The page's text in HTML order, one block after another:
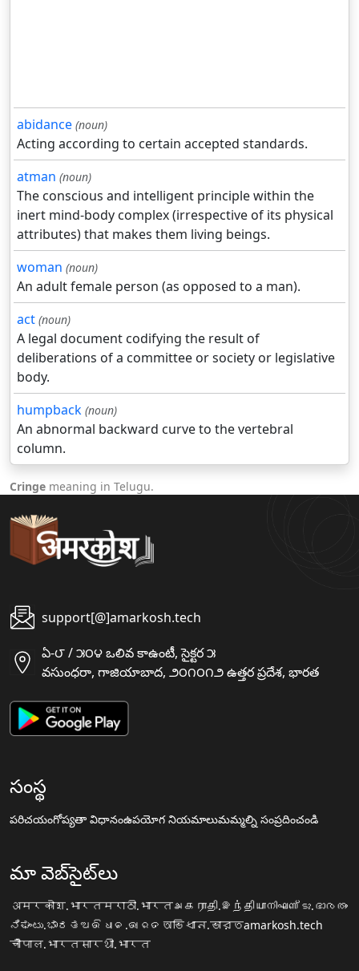
abidance (noun)
Acting according to certain accepted standards.
atman (noun)
The conscious and intelligent principle within the
inert mind-body complex (irrespective of its physical
attributes) that makes them living beings.
woman (noun)
An adult female person (as opposed to a man).
act (noun)
A legal document codifying the result of
deliberations of a committee or society or legislative
body.
humpback (noun)
An abnormal backward curve to the vertebral
column.
Cringe meaning in Telugu.
support[@]amarkosh.tech
ఏ-౮ / ౫౦౪ ఒలివ కాఉంటీ, సైక్టర ౫
వసుంధరా, గాజియాబాద, ౨౦౧౦౧౨ ఉత్తర ప్రదేశ, భారత
సంస్థ
పరిచయంగోప్యతా విధానంఉపయోగ నియమాలుమమ్మల్ని సంప్రదించండి
మా వెబ్‌సైట్‌లు
अमरकोश.भारतमराठी.भारतஅகராதி.இந்தியாനിഘണ്ടു.ഭാരതം
ನಿಘಂಟು.ಭಾರತ ଅଭିଧାନ.ଭାରତ অভিধান.ভারতamarkosh.tech
चौपाल.भारतसारथी.भारत